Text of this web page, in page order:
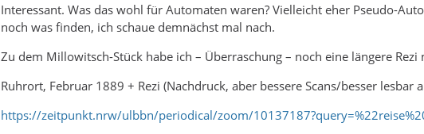
Interessant. Was das wohl für Automaten waren? Vielleicht eher Pseudo-
noch was finden, ich schaue demnächst mal nach.
Zu dem Millowitsch-Stück habe ich – Überraschung – noch eine längere
Ruhrort, Februar 1889 + Rezi (Nachdruck, aber bessere Scans/besser lesbar
https://zeitpunkt.nrw/ulbbn/periodical/zoom/